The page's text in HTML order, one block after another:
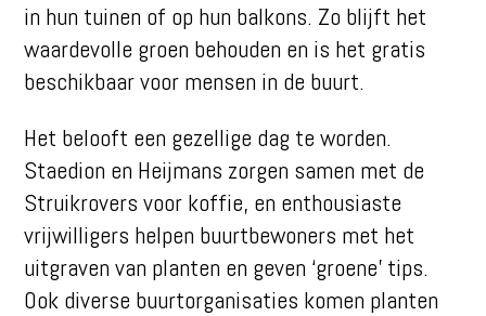
in hun tuinen of op hun balkons. Zo blijft het
waardevolle groen behouden en is het gratis
beschikbaar voor mensen in de buurt.
Het belooft een gezellige dag te worden.
Staedion en Heijmans zorgen samen met de
Struikrovers voor koffie, en enthousiaste
vrijwilligers helpen buurtbewoners met het
uitgraven van planten en geven ‘groene’ tips.
Ook diverse buurtorganisaties komen planten